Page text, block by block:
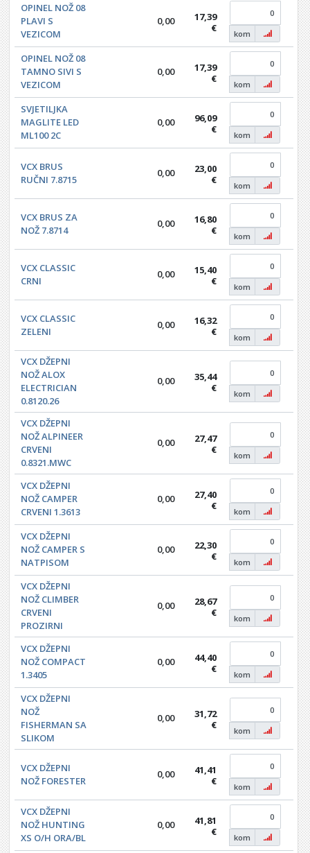
OPINEL NOŽ 08
PLAVI S
VEZICOM
0,00
17,39
€
kom
OPINEL NOŽ 08
TAMNO SIVI S
VEZICOM
0,00
17,39
€
kom
SVJETILJKA
MAGLITE LED
ML100 2C
0,00
96,09
€
kom
VCX BRUS
RUČNI 7.8715
0,00
23,00
€
kom
VCX BRUS ZA
NOŽ 7.8714
0,00
16,80
€
kom
VCX CLASSIC
CRNI
0,00
15,40
€
kom
VCX CLASSIC
ZELENI
0,00
16,32
€
kom
VCX DŽEPNI
NOŽ ALOX
ELECTRICIAN
0.8120.26
0,00
35,44
€
kom
VCX DŽEPNI
NOŽ ALPINEER
CRVENI
0.8321.MWC
0,00
27,47
€
kom
VCX DŽEPNI
NOŽ CAMPER
CRVENI 1.3613
0,00
27,40
€
kom
VCX DŽEPNI
NOŽ CAMPER S
NATPISOM
0,00
22,30
€
kom
VCX DŽEPNI
NOŽ CLIMBER
CRVENI
PROZIRNI
0,00
28,67
€
kom
VCX DŽEPNI
NOŽ COMPACT
1.3405
0,00
44,40
€
kom
VCX DŽEPNI
NOŽ
FISHERMAN SA
SLIKOM
0,00
31,72
€
kom
VCX DŽEPNI
NOŽ FORESTER
0,00
41,41
€
kom
VCX DŽEPNI
NOŽ HUNTING
XS O/H ORA/BL
0,00
41,81
€
kom